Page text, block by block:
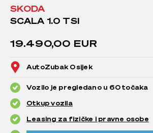
SKODA
SCALA 1.0 TSI
19.490,00 EUR
AutoZubak Osijek
Vozilo je pregledano u 60 točaka
Otkup vozila
Leasing za fizičke i pravne osobe